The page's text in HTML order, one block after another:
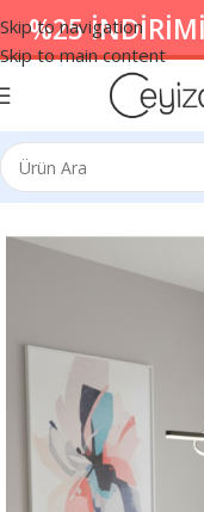
Skip to navigation
Skip to main content
%25